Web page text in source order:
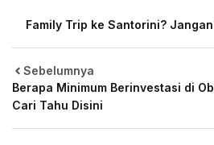
Sebelumnya
Berapa Minimum Berinvestasi di
Cari Tahu Disini
Family Trip ke Santorini?